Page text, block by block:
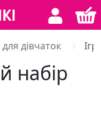
дівчаток
набір